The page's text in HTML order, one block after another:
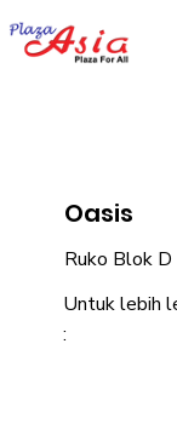
Oasis
Ruko Blok D
Untuk lebih
: